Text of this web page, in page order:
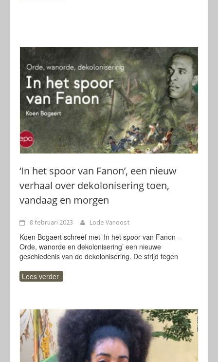
‘In het spoor van Fanon’, een nieuw
verhaal over dekolonisering toen,
vandaag en morgen
8 februari 2023 Lode Vanoost
Koen Bogaert schreef met ‘In het spoor van Fanon –
Orde, wanorde en dekolonisering’ een nieuwe
geschiedenis van de dekolonisering. De strijd tegen
Lees verder